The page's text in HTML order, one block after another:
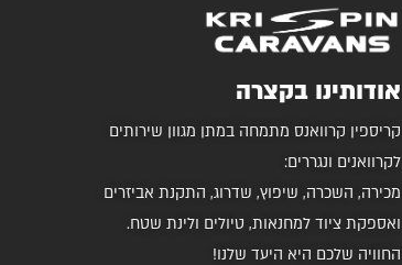
אודותינו בקצרה
קריספין קרוואנס מתמחה במתן מגוון שירותים
לקרוואנים ונגררים:
מכירה, השכרה, שיפוץ, שדרוג, התקנת אביזרים
ואספקת ציוד למחנאות, טיולים ולינת שטח.
החוויה שלכם היא היעד שלנו!